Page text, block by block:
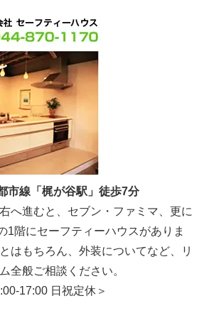
市線「梶が谷駅」徒歩7分
へ進むと、セブン・ファミマ、更に
1階にセーフティーハウスがありま
はもちろん、外装についてなど、リ
全般ご相談ください。
17:00 日祝定休＞